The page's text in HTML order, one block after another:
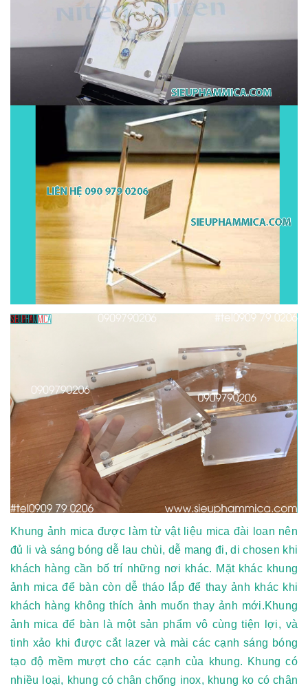
Khung ảnh mica được làm từ vật liệu mica đài loan nên
đủ li và sáng bóng dễ lau chùi, dễ mang đi, di chosen khi
khách hàng cần bố trí những nơi khác. Mặt khác khung
ảnh mica để bàn còn dễ tháo lắp để thay ảnh khác khi
khách hàng không thích ảnh muốn thay ảnh mới.Khung
ảnh mica để bàn là một sản phẩm vô cùng tiện lợi, và
tinh xảo khi được cắt lazer và mài các cạnh sáng bóng
tạo độ mềm mượt cho các cạnh của khung. Khung có
nhiều loại, khung có chân chống inox, khung ko có chân